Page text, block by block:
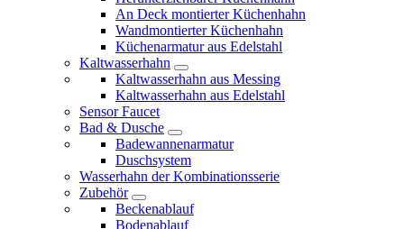
An Deck montierter Küchenhahn
Wandmontierter Küchenhahn
Küchenarmatur aus Edelstahl
Kaltwasserhahn
Kaltwasserhahn aus Messing
Kaltwasserhahn aus Edelstahl
Sensor Faucet
Bad & Dusche
Badewannenarmatur
Duschsystem
Wasserhahn der Kombinationsserie
Zubehör
Beckenablauf
Bodenablauf